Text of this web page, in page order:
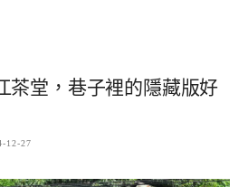
茶堂，巷子裡的隱藏版好
12-27